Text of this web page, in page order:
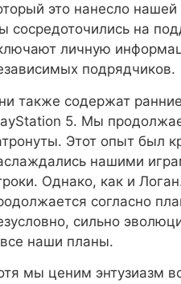
это нанесло
сосредоточились на
личную
подрядчиков.
также содержат
5. Мы
Этот опыт был
нашими
Однако, как и
согласно
сильно
наши планы.
мы ценим энтузиазм